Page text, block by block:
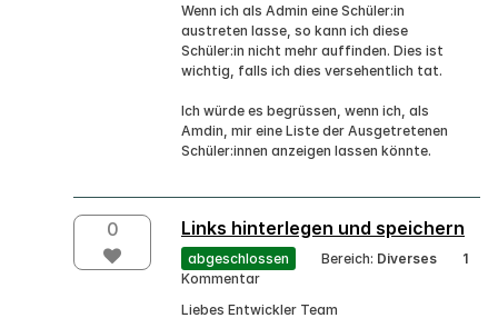
Wenn ich als Admin eine Schüler:in
austreten lasse, so kann ich diese
Schüler:in nicht mehr auffinden. Dies ist
wichtig, falls ich dies versehentlich tat.
Ich würde es begrüssen, wenn ich, als
Amdin, mir eine Liste der Ausgetretenen
Schüler:innen anzeigen lassen könnte.
0 Links hinterlegen und speichern
abgeschlossen Bereich: Diverses
1
Kommentar
Liebes Entwickler Team